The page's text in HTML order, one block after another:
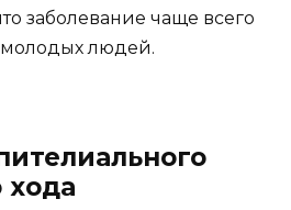
заболевание чаще всего
молодых людей.
хода